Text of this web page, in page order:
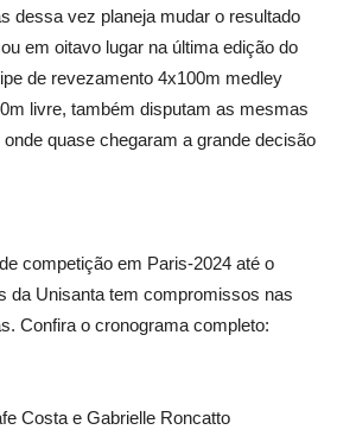
dessa vez planeja mudar o resultado
em oitavo lugar na última edição do
de revezamento 4x100m medley
livre, também disputam as mesmas
quase chegaram a grande decisão
competição em Paris-2024 até o
da Unisanta tem compromissos nas
Confira o cronograma completo:
Costa e Gabrielle Roncatto